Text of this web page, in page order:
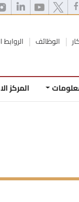
الوظائف
المركز